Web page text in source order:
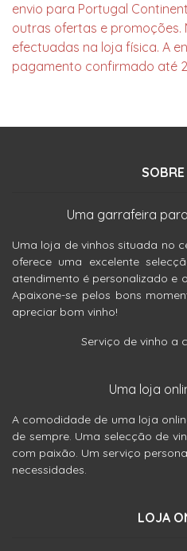
envio para Portugal
outras ofertas e promoções.
efectuadas na loja física. A
pagamento confirmado até
Uma garrafeira
Uma loja de vinhos situada no
oferece uma excelente
atendimento é personalizado e
Apaixone-se pelos bons
apreciar bom vinho!
Serviço de vinho a
Uma loja
A comodidade de uma loja
de sempre. Uma selecção de
com paixão. Um serviço
necessidades.
LOJA